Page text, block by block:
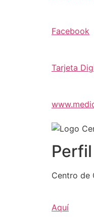
Facebook
Tarjeta
Centro de
Aquí